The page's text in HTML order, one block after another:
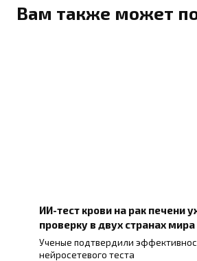
Вам также может
ИИ-тест крови на рак печени
проверку в двух странах мира
Ученые подтвердили
нейросетевого теста